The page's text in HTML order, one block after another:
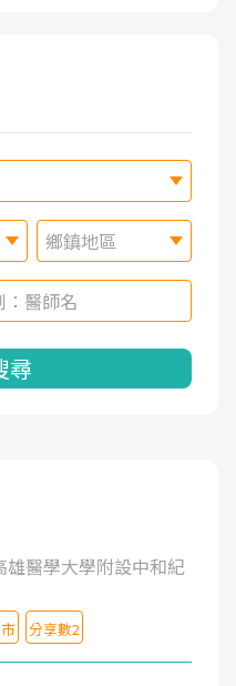
鄉鎮地區
尋
雄醫學大學附設中和紀
分享數2